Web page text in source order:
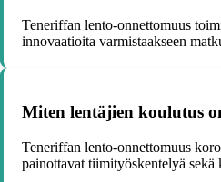
Teneriffan lento-onnettomuus
innovaatioita varmistaakseen
Miten lentäjien koulutus
Teneriffan lento-onnettomuus
painottavat tiimityöskentelyä sekä